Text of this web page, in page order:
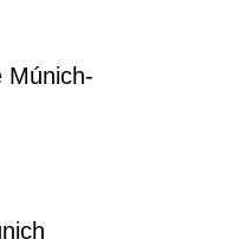
Múnich-